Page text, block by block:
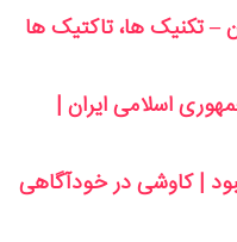
تکنیک ها، تاکتیک ها
اسلامی ایران |
| کاوشی در خودآگاهی